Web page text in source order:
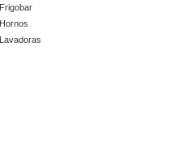
Frigobar
Hornos
Lavadoras